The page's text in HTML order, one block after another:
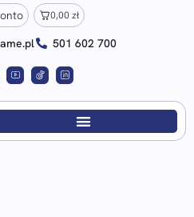
0,00 zł
501 602 700